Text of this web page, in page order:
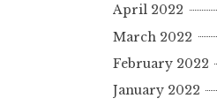
April 2022
March 2022
February 2022
January 2022